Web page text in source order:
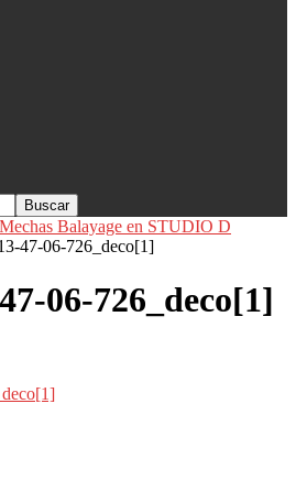
Balayage en STUDIO D
47-06-726_deco[1]
06-726_deco[1]